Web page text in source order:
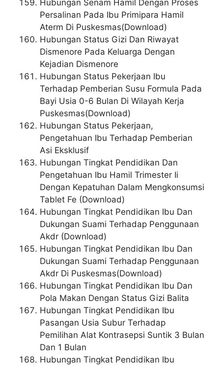
Hubungan Senam Hamil Dengan Proses
Persalinan Pada Ibu Primipara Hamil
Aterm Di Puskesmas(Download)
Hubungan Status Gizi Dan Riwayat
Dismenore Pada Keluarga Dengan
Kejadian Dismenore
Hubungan Status Pekerjaan Ibu
Terhadap Pemberian Susu Formula Pada
Bayi Usia 0-6 Bulan Di Wilayah Kerja
Puskesmas(Download)
Hubungan Status Pekerjaan,
Pengetahuan Ibu Terhadap Pemberian
Asi Eksklusif
Hubungan Tingkat Pendidikan Dan
Pengetahuan Ibu Hamil Trimester Ii
Dengan Kepatuhan Dalam Mengkonsumsi
Tablet Fe (Download)
Hubungan Tingkat Pendidikan Ibu Dan
Dukungan Suami Terhadap Penggunaan
Akdr (Download)
Hubungan Tingkat Pendidikan Ibu Dan
Dukungan Suami Terhadap Penggunaan
Akdr Di Puskesmas(Download)
Hubungan Tingkat Pendidikan Ibu Dan
Pola Makan Dengan Status Gizi Balita
Hubungan Tingkat Pendidikan Ibu
Pasangan Usia Subur Terhadap
Pemilihan Alat Kontrasepsi Suntik 3 Bulan
Dan 1 Bulan
Hubungan Tingkat Pendidikan Ibu